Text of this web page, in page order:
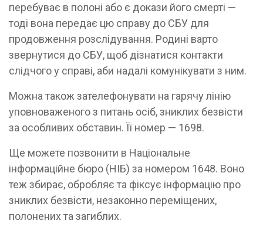
перебуває в полоні або є докази його смерті —
тоді вона передає цю справу до СБУ для
продовження розслідування. Родині варто
звернутися до СБУ, щоб дізнатися контакти
слідчого у справі, аби надалі комунікувати з ним.
Можна також зателефонувати на гарячу лінію
уповноваженого з питань осіб, зниклих безвісти
за особливих обставин. Її номер — 1698.
Ще можете позвонити в Національне
інформаційне бюро (НІБ) за номером 1648. Воно
теж збирає, обробляє та фіксує інформацію про
зниклих безвісти, незаконно переміщених,
полонених та загиблих.